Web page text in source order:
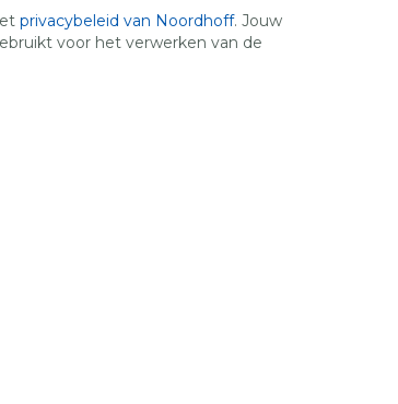
privacybeleid van Noordhoff. Jouw
voor het verwerken van de